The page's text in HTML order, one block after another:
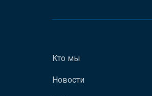
Кто мы
Новости